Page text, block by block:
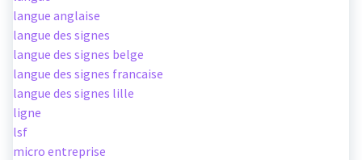
langue anglaise
langue des signes
langue des signes belge
langue des signes francaise
langue des signes lille
ligne
lsf
micro entreprise